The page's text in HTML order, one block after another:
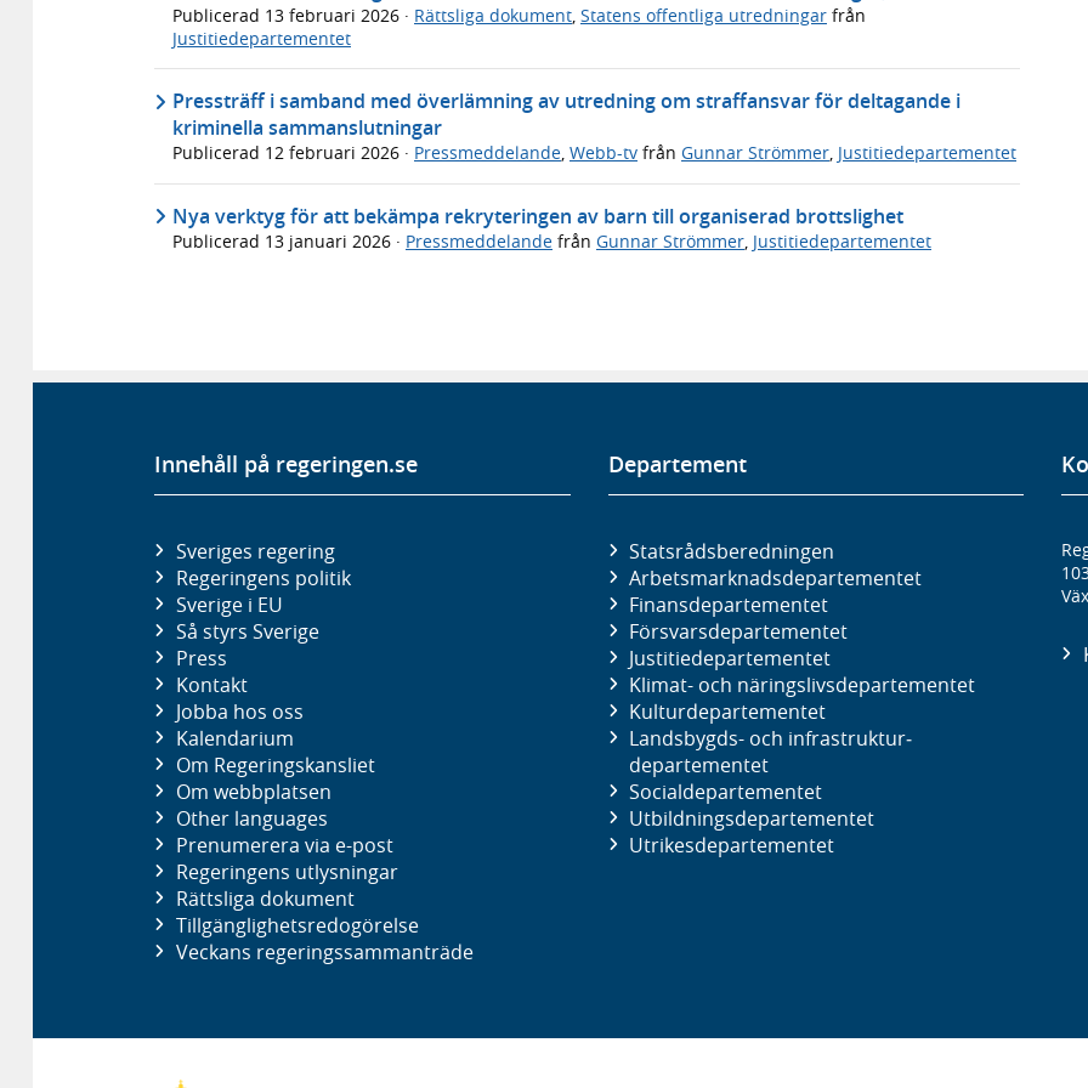
Publicerad 13 februari 2026 · Rättsliga dokument, Statens offentliga utredningar från
Justitiedepartementet
Pressträff i samband med överlämning av utredning om straffansvar för deltagande i
kriminella sammanslutningar
Publicerad 12 februari 2026 · Pressmeddelande, Webb-tv från Gunnar Strömmer, Justitiedepartementet
Nya verktyg för att bekämpa rekryteringen av barn till organiserad brottslighet
Publicerad 13 januari 2026 · Pressmeddelande från Gunnar Strömmer, Justitiedepartementet
Innehåll på regeringen.se
Sveriges regering
Regeringens politik
Sverige i EU
Så styrs Sverige
Press
Kontakt
Jobba hos oss
Kalendarium
Om Regeringskansliet
Om webbplatsen
Other languages
Prenumerera via e-post
Regeringens utlysningar
Rättsliga dokument
Tillgänglighetsredogörelse
Veckans regeringssammanträde
Departement
Statsrådsberedningen
Arbetsmarknads­departementet
Finans­departementet
Försvars­departementet
Justitie­departementet
Klimat- och näringslivs­departementet
Kultur­departementet
Landsbygds- och infrastruktur­
departementet
Social­departementet
Utbildnings­departementet
Utrikes­departementet